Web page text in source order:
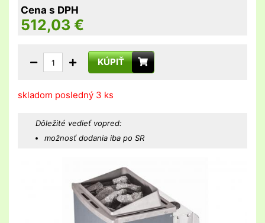
Cena s DPH
512,03 €
KÚPIŤ
skladom posledný 3 ks
Dôležité vedieť vopred:
možnosť dodania iba po SR